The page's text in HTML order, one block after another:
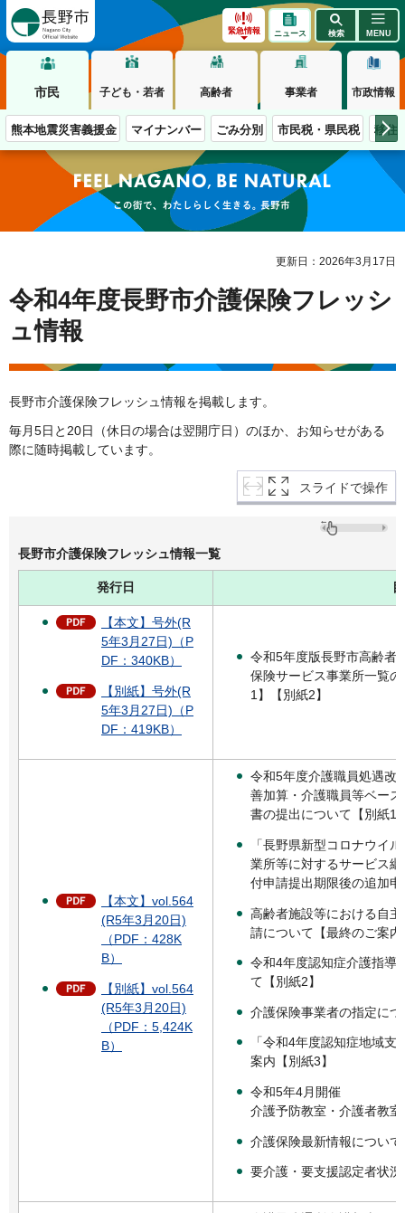
緊急情報 ニュース 検索 MENU
市民 子ども・若者 高齢者 事業者 市政情報
熊本地震災害義援金 マイナンバー ごみ分別 市民税・県民税 移住
この街で、わたしらしく生きる。長野市
更新日：2026年3月17日
令和4年度長野市介護保険フレッシ
ュ情報
長野市介護保険フレッシュ情報を掲載します。
毎月5日と20日（休日の場合は翌開庁日）のほか、お知らせがある
際に随時掲載しています。
スライドで操作
長野市介護保険フレッシュ情報一覧
発行日
【本文】号外(R
5年3月27日)（P
DF：340KB）
【別紙】号外(R
5年3月27日)（P
DF：419KB）
令和5年度版長野市高齢者
保険サービス事業所一覧
1】【別紙2】
【本文】vol.564
(R5年3月20日)
（PDF：428K
B）
【別紙】vol.564
(R5年3月20日)
（PDF：5,424K
B）
令和5年度介護職員処遇改
善加算・介護職員等ベー
書の提出について【別紙1
「長野県新型コロナウイ
業所等に対するサービス
付申請提出期限後の追加
高齢者施設等における自
請について【最終のご案内
令和4年度認知症介護指導
て【別紙2】
介護保険事業者の指定につ
「令和4年度認知症地域
案内【別紙3】
令和5年4月開催
介護予防教室・介護者教
介護保険最新情報について
要介護・要支援認定者状